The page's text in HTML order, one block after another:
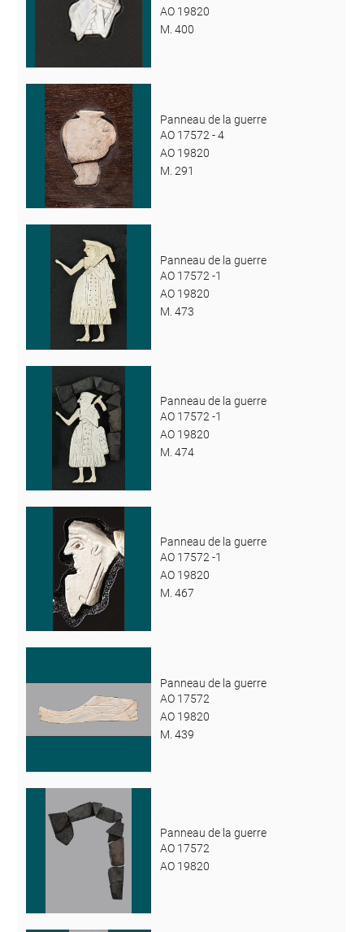
AO 19820
M. 400
Panneau de la guerre
AO 17572 - 4
AO 19820
M. 291
Panneau de la guerre
AO 17572 -1
AO 19820
M. 473
Panneau de la guerre
AO 17572 -1
AO 19820
M. 474
Panneau de la guerre
AO 17572 -1
AO 19820
M. 467
Panneau de la guerre
AO 17572
AO 19820
M. 439
Panneau de la guerre
AO 17572
AO 19820